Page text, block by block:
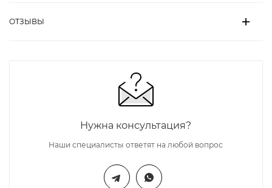
ОТЗЫВЫ
Нужна консультация?
Наши специалисты ответят на любой вопрос